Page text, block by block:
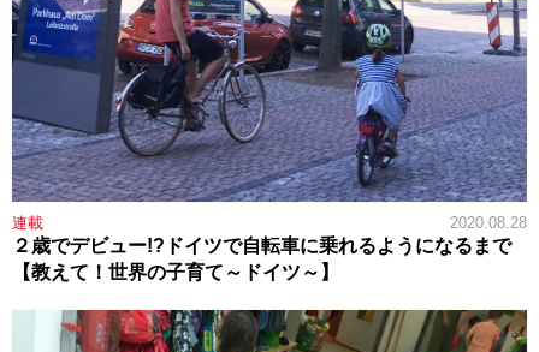
連載 2020.08.28
２歳でデビュー!?ドイツで自転車に乗れるようになるまで
【教えて！世界の子育て～ドイツ～】